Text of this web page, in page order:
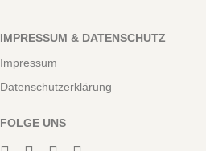
IMPRESSUM & DATENSCHUTZ
Impressum
Datenschutzerklärung
FOLGE UNS